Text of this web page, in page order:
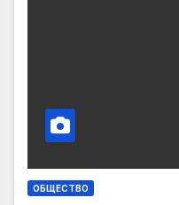
ОБЩЕСТВО